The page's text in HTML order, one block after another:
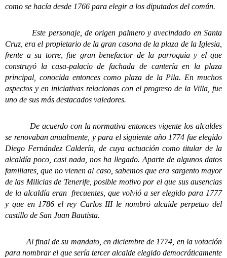
como se hacía desde 1766 para elegir a los diputados del común.
Este personaje, de origen palmero y avecindado en Santa
Cruz, era el propietario de la gran casona de la plaza de la Iglesia,
frente a su torre, fue gran benefactor de la parroquia y el que
construyó la casa-palacio de fachada de cantería en la plaza
principal, conocida entonces como plaza de la Pila. En muchos
aspectos y en iniciativas relacionas con el progreso de la Villa, fue
uno de sus más destacados valedores.
De acuerdo con la normativa entonces vigente los alcaldes
se renovaban anualmente, y para el siguiente año 1774 fue elegido
Diego Fernández Calderín, de cuya actuación como titular de la
alcaldía poco, casi nada, nos ha llegado. Aparte de algunos datos
familiares, que no vienen al caso, sabemos que era sargento mayor
de las Milicias de Tenerife, posible motivo por el que sus ausencias
de la alcaldía eran frecuentes, que volvió a ser elegido para 1777
y que en 1786 el rey Carlos III le nombró alcaide perpetuo del
castillo de San Juan Bautista.
Al final de su mandato, en diciembre de 1774, en la votación
para nombrar el que sería tercer alcalde elegido democráticamente